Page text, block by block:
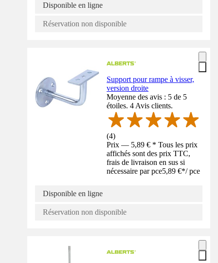
Disponible en ligne
Réservation non disponible
Support pour rampe à visser,
version droite
Moyenne des avis : 5 de 5
étoiles. 4 Avis clients.
(4)
Prix — 5,89 € * Tous les prix
affichés sont des prix TTC,
frais de livraison en sus si
nécessaire par pce5,89 €*/ pce
Disponible en ligne
Réservation non disponible